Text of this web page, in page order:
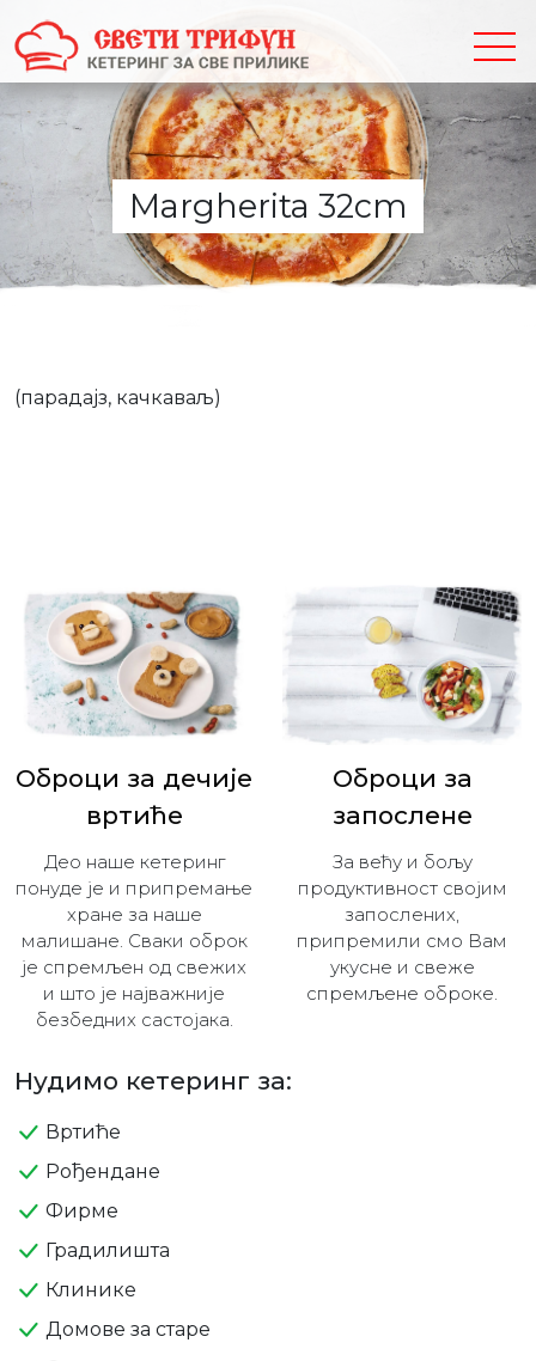
Margherita 32cm
(парадајз, качкаваљ)
Оброци за дечијe
вртиће
Део наше кетеринг
понуде је и припремање
хране за наше
малишане. Сваки оброк
је спремљен од свежих
и што је најважније
безбедних састојака.
Оброци за
запослене
За већу и бољу
продуктивност својим
запослених,
припремили смо Вам
укусне и свеже
спремљене оброке.
Нудимо кетеринг за:
Вртиће
Рођендане
Фирме
Градилишта
Клинике
Домове за старе